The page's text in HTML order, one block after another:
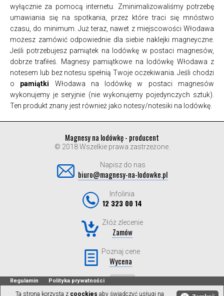
wyłącznie za pomocą internetu. Zminimalizowaliśmy potrzebę
umawiania się na spotkania, przez które traci się mnóstwo
czasu, do minimum. Już teraz, nawet z miejscowości Włodawa
możesz zamówić odpowiednie dla siebie naklejki magneyczne.
Jeśli potrzebujesz pamiątek na lodówkę w postaci magnesów,
dobrze trafiłeś. Magnesy pamiątkowe na lodówkę Włodawa z
notesem lub bez notesu spełnią Twoje oczekiwania. Jeśli chodzi
o pamiątki Włodawa na lodówkę w postaci magnesów
wykonujemy je seryjnie (nie wykonujemy pojedynczych sztuk).
Ten produkt znany jest również jako notesy/notesiki na lodówkę.
Magnesy na lodówkę - producent
© 2018 Wszelkie prawa zastrzeżone.
Napisz do nas
biuro@magnesy-na-lodowke.pl
Infolinia
12 323 00 14
Złóż zlecenie
Zamów
Poznaj cene
Wycena
Regulamin Polityka prywatności
Ta strona korzysta z coockies aby świadczyć usługi na